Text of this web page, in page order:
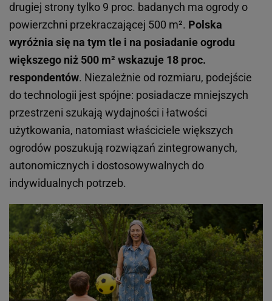
drugiej strony tylko 9 proc. badanych ma ogrody o
powierzchni przekraczającej 500 m². Polska
wyróżnia się na tym tle i na posiadanie ogrodu
większego niż 500 m² wskazuje 18 proc.
respondentów. Niezależnie od rozmiaru, podejście
do technologii jest spójne: posiadacze mniejszych
przestrzeni szukają wydajności i łatwości
użytkowania, natomiast właściciele większych
ogrodów poszukują rozwiązań zintegrowanych,
autonomicznych i dostosowywalnych do
indywidualnych potrzeb.